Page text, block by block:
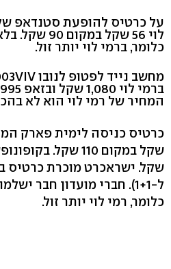
על כרטיס להופעת סטנדאפ
כלומר, ברמי לוי יותר זול.
המחיר של רמי לוי הוא לא
כלומר, רמי לוי יותר זול.